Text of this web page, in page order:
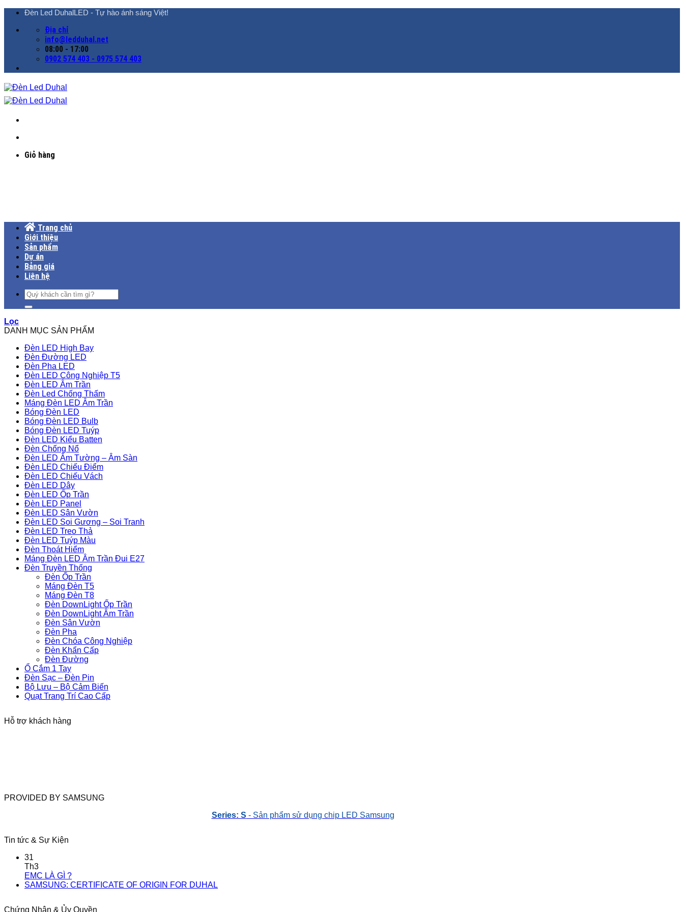
ChuyểnĐèn Led DuhalLED - Tự hào ánh sáng Việt!
Địa chỉ
info@ledduhal.net
08:00 - 17:00
0902 574 403 - 0975 574 403
Giỏ hàng
Trang chủ
Giới thiệu
Sản phẩm
Dự án
Bảng giá
Liên hệ
Tìm
kiếm:
Lọc
DANH MỤC SẢN PHẨM
Đèn LED High Bay
Đèn Đường LED
Đèn Pha LED
Đèn LED Công Nghiệp T5
Đèn LED Âm Trần
Đèn Led Chống Thấm
Máng Đèn LED Âm Trần
Bóng Đèn LED
Bóng Đèn LED Bulb
Bóng Đèn LED Tuýp
Đèn LED Kiểu Batten
Đèn Chống Nổ
Đèn LED Âm Tường – Âm Sàn
Đèn LED Chiếu Điểm
Đèn LED Chiếu Vách
Đèn LED Dây
Đèn LED Ốp Trần
Đèn LED Panel
Đèn LED Sân Vườn
Đèn LED Soi Gương – Soi Tranh
Đèn LED Treo Thả
Đèn LED Tuýp Màu
Đèn Thoát Hiểm
Máng Đèn LED Âm Trần Đui E27
Đèn Truyền Thống
Đèn Ốp Trần
Máng Đèn T5
Máng Đèn T8
Đèn DownLight Ốp Trần
Đèn DownLight Âm Trần
Đèn Sân Vườn
Đèn Pha
Đèn Chóa Công Nghiệp
Đèn Khẩn Cấp
Đèn Đường
Ổ Cắm 1 Tay
Đèn Sạc – Đèn Pin
Bộ Lưu – Bộ Cảm Biến
Quạt Trang Trí Cao Cấp
Hỗ trợ khách hàng
PROVIDED BY SAMSUNG
Series: S - Sản phẩm sử dụng chip LED Samsung
Tin tức & Sự Kiện
31
Th3
EMC LÀ GÌ ?
SAMSUNG: CERTIFICATE OF ORIGIN FOR DUHAL
Chứng Nhận & Ủy Quyền